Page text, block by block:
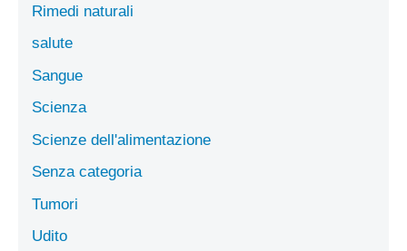
Rimedi naturali
salute
Sangue
Scienza
Scienze dell'alimentazione
Senza categoria
Tumori
Udito